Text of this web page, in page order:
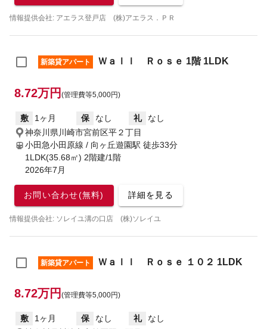
情報提供会社: アエラス登戸店 (株)アエラス．ＰＲ
新築貸アパート Ｗａｌｌ Ｒｏｓｅ 1階 1LDK
8.72万円 (管理費等5,000円)
敷 1ヶ月 保 なし 礼
なし
神奈川県川崎市宮前区平２丁目
小田急小田原線 / 向ヶ丘遊園駅 徒歩33分
1LDK(35.68㎡) 2階建/1階
2026年7月
お問い合わせ(無料) 詳細を見る
情報提供会社: ソレイユ溝の口店 (株)ソレイユ
新築貸アパート Ｗａｌｌ Ｒｏｓｅ １０２ 1LDK
8.72万円 (管理費等5,000円)
敷 1ヶ月 保 なし 礼
なし